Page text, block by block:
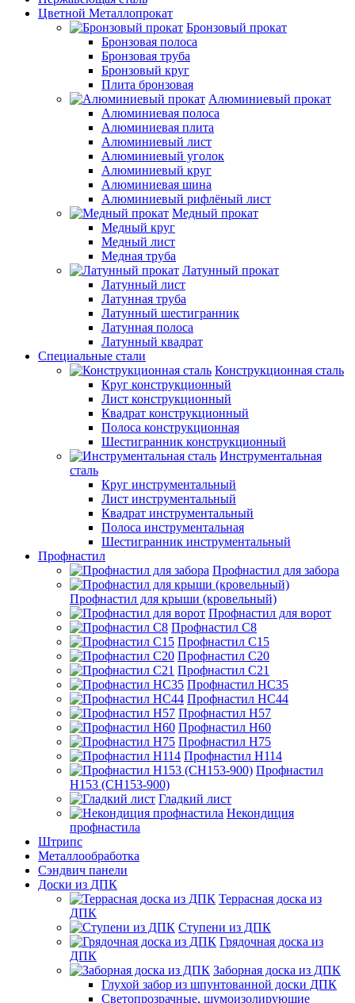
Цветной Металлопрокат
Бронзовый прокат
Бронзовая полоса
Бронзовая труба
Бронзовый круг
Плита бронзовая
Алюминиевый прокат
Алюминиевая полоса
Алюминиевая плита
Алюминиевый лист
Алюминиевый уголок
Алюминиевый круг
Алюминиевая шина
Алюминиевый рифлёный лист
Медный прокат
Медный круг
Медный лист
Медная труба
Латунный прокат
Латунный лист
Латунная труба
Латунный шестигранник
Латунная полоса
Латунный квадрат
Специальные стали
Конструкционная сталь
Круг конструкционный
Лист конструкционный
Квадрат конструкционный
Полоса конструкционная
Шестигранник конструкционный
Инструментальная
сталь
Круг инструментальный
Лист инструментальный
Квадрат инструментальный
Полоса инструментальная
Шестигранник инструментальный
Профнастил
Профнастил для забора
Профнастил для крыши (кровельный)
Профнастил для ворот
Профнастил С8
Профнастил С15
Профнастил С20
Профнастил С21
Профнастил НС35
Профнастил НС44
Профнастил Н57
Профнастил Н60
Профнастил Н75
Профнастил Н114
Профнастил
Н153 (СН153-900)
Гладкий лист
Некондиция
профнастила
Штрипс
Металлообработка
Сэндвич панели
Доски из ДПК
Террасная доска из
ДПК
Ступени из ДПК
Грядочная доска из
ДПК
Заборная доска из ДПК
Глухой забор из шпунтованной доски ДПК
Светопрозрачные, шумоизолирующие